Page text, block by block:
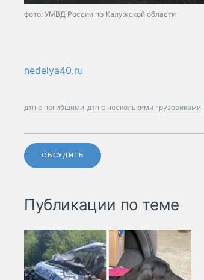
фото: УМВД России по Калужской области
nedelya40.ru
дтп с погибшими дтп с несколькими грузовиками
ОБСУДИТЬ
Публикации по теме